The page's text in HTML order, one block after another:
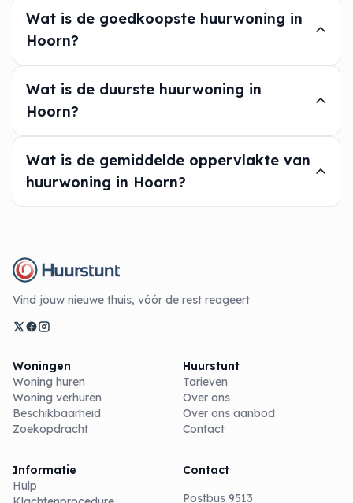
Wat is de goedkoopste huurwoning in
Hoorn?
Wat is de duurste huurwoning in
Hoorn?
Wat is de gemiddelde oppervlakte van
huurwoning in Hoorn?
Vind jouw nieuwe thuis, vóór de rest reageert
Woningen
Woning huren
Woning verhuren
Beschikbaarheid
Zoekopdracht
Huurstunt
Tarieven
Over ons
Over ons aanbod
Contact
Informatie
Hulp
Contact
Postbus 9513